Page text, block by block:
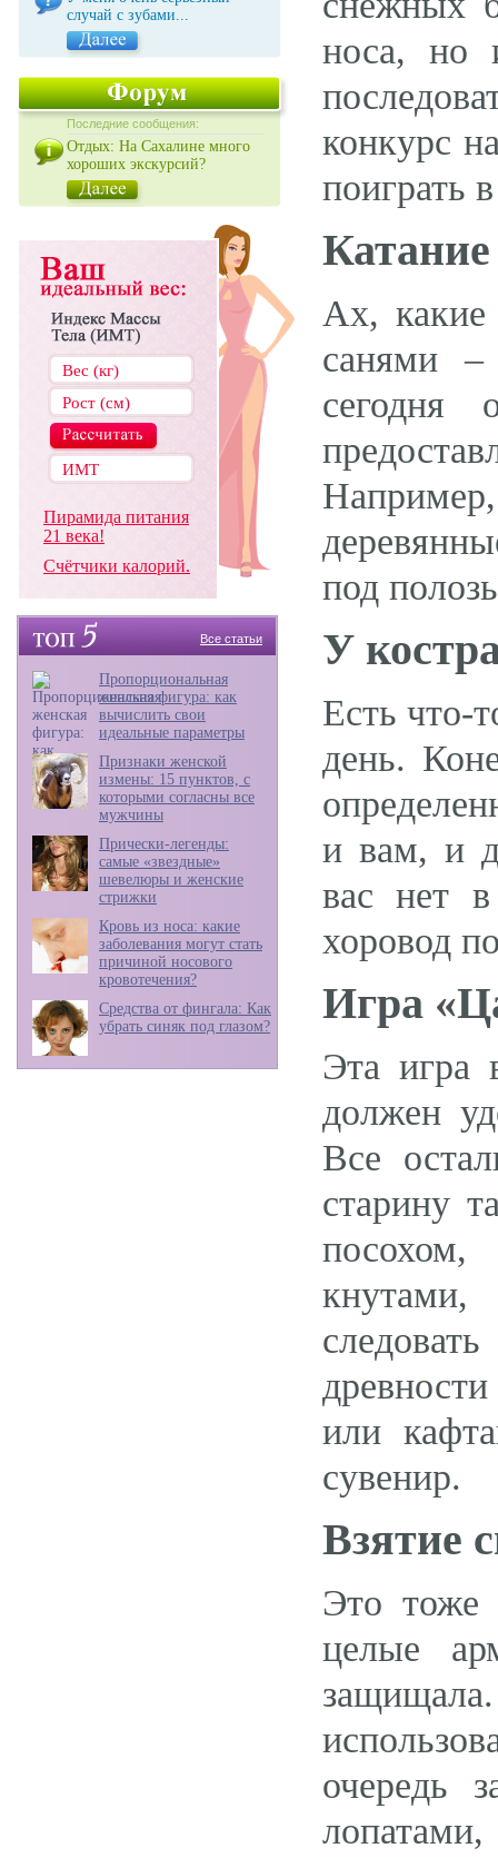
случай с зубами...
Последние сообщения:
Отдых: На Сахалине много
хороших экскурсий?
Пирамида питания
21 века!
Счётчики калорий.
Все статьи
Пропорциональная
женская фигура: как
вычислить свои
идеальные параметры
Признаки женской
измены: 15 пунктов, с
которыми согласны все
мужчины
Прически-легенды:
самые «звездные»
шевелюры и женские
стрижки
Кровь из носа: какие
заболевания могут стать
причиной носового
кровотечения?
Средства от фингала: Как
убрать синяк под глазом?
носа, но
конкурс
поиграть
Ах,
санями
сегодня
под
У
Есть что-
день.
и вам, и
вас нет
хоровод
Игра
Эта игра
должен
Все
старину
или
сувенир.
Взятие
Это тоже
целые
очередь